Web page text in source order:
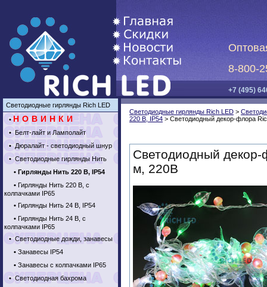
8-800-
+7 (495)
Светодиодные гирлянды Rich LED
•НОВИНКИ
•Белт-лайт и Ламполайт
•Дюралайт - светодиодный шнур
•Светодиодные гирлянды Нить
• Гирлянды Нить 220 В, IP54
• Гирлянды Нить 220 В, с
колпачками IP65
• Гирлянды Нить 24 В, IP54
• Гирлянды Нить 24 В, с
колпачками IP65
•Светодиодные дожди, занавесы
• Занавесы IP54
• Занавесы с колпачками IP65
•Светодиодная бахрома
Светодиодные гирлянды Rich LED >
220 В, IP54 > Светодиодный декор-флора
Светодиодный
м, 220В